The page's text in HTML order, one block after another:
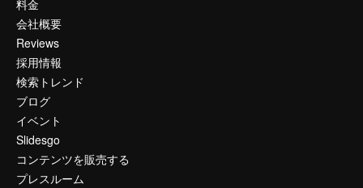
料金
会社概要
Reviews
採用情報
検索トレンド
ブログ
イベント
Slidesgo
コンテンツを販売する
プレスルーム